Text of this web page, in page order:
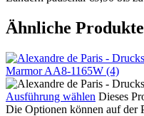
Ähnliche Produkte
Ausführung wählen Dieses
Die Optionen können auf der